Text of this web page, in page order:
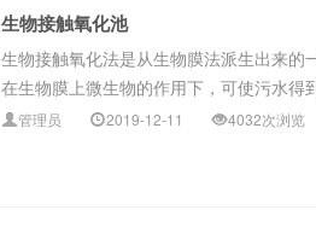
生物接触氧化池
生物接触氧化法是从生物膜法派生出来的
在生物膜上微生物的作用下，可使污水得
管理员 2019-12-11 4032次浏览